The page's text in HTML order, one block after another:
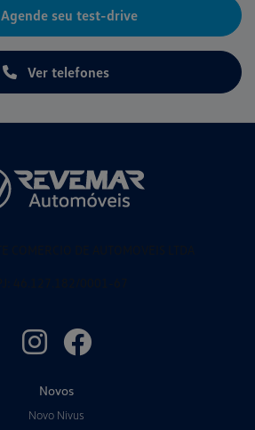
Ver telefones
Agende seu test-drive
Novos
Novo Nivus